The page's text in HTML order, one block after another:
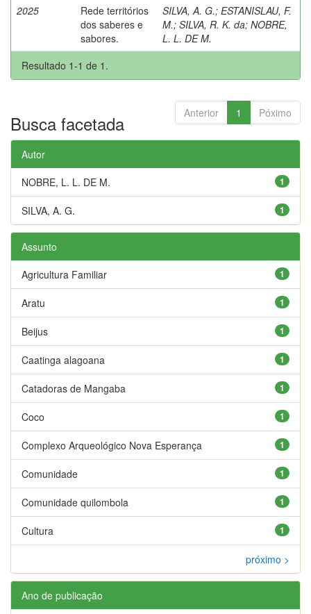
2025
Rede territórios
dos saberes e
sabores.
SILVA, A. G.; ESTANISLAU, F.
M.; SILVA, R. K. da; NOBRE,
L. L. DE M.
Resultado 1-1 de 1.
Anterior 1 Póximo
Busca facetada
Autor
1
NOBRE, L. L. DE M.
1
SILVA, A. G.
Assunto
1
Agricultura Familiar
1
Aratu
1
Beijus
1
Caatinga alagoana
1
Catadoras de Mangaba
1
Coco
1
Complexo Arqueológico Nova Esperança
1
Comunidade
1
Comunidade quilombola
1
Cultura
próximo >
Ano de publicação